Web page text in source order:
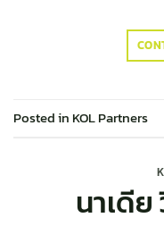
Posted in KOL Partners
นาเดี